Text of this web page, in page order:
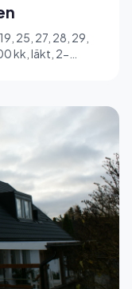
25, 27, 28, 29,
kk, läkt, 2-